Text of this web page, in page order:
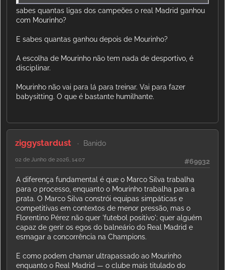
sabes quantas ligas dos campeões o real Madrid ganhou
com Mourinho?
E sabes quantas ganhou depois de Mourinho?
A escolha de Mourinho não tem nada de desportivo, é
disciplinar.
Mourinho não vai para lá para treinar. Vai para fazer
babysitting. O que é bastante humilhante.
ziggystardust Banido
#69932
02 de Junho de 2026, 14:07
A diferença fundamental é que o Marco Silva trabalha
para o processo, enquanto o Mourinho trabalha para a
prata. O Marco Silva constrói equipas simpáticas e
competitivas em contextos de menor pressão, mas o
Florentino Pérez não quer 'futebol positivo'; quer alguém
capaz de gerir os egos do balneário do Real Madrid e
esmagar a concorrência na Champions.
E como podem chamar ultrapassado ao Mourinho
enquanto o Real Madrid — o clube mais titulado do